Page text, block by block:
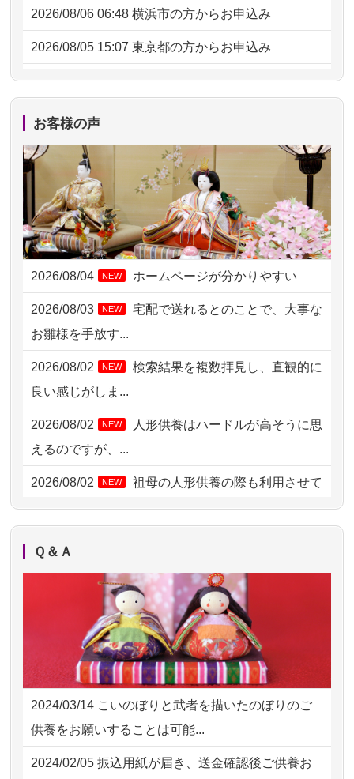
2026/08/06 06:48 横浜市の方からお申込み
2026/08/05 15:07 東京都の方からお申込み
2026/08/05 11:33 神奈川の方からお申込み
2026/08/04 17:34
2026/08/04 15:40 千葉県の方からお申込み
2026/08/04 14:04 東京都の方からお申込み
2026/08/04 00:38 中野区の方からお申込み
2026/08/03 21:17 愛知県の方からお申込み
2026/08/02 18:47 虎ノ門の方からお申込み
2026/08/02 11:15 千葉県の方からお申込み
2026/08/02 06:46 相模原の方からお申込み
2026/08/01 19:28
2026/08/01 17:10 東京都の方からお申込み
2026/08/01 11:07 さいたの方からお申込み
2026/07/31 17:28
2026/07/31 12:32 東京都の方からお申込み
2026/07/31 10:29 京都市の方からお申込み
2026/07/31 08:41 埼玉県の方からお申込み
2026/07/30 22:27 墨田区の方からお申込み
2026/07/30 17:02 神奈川の方からお申込み
2026/07/30 15:59 神奈川の方からお申込み
お客様の声
2026/08/04 NEW ホームページが分かりやすい
2026/08/03 NEW
宅配で送れるとのことで、大事な
お雛様を手放す...
2026/08/02 NEW
検索結果を複数拝見し、直観的に
良い感じがしま...
2026/08/02 NEW
人形供養はハードルが高そうに思
えるのですが、...
2026/08/02 NEW
祖母の人形供養の際も利用させて
いただき安心感がある
供養の内容（料金や送り方等）がとて
も丁寧に説...
2026/07/18つい先日も利用させていただきまし
た。 手続...
2026/07/18 大切にしていたお人形をきちんと供養
してくださ...
2026/07/15 子供の頃から可愛がってきた七段飾り
Ｑ＆Ａ
2024/03/14 こいのぼりと武者を描いたのぼりのご
供養をお願いすることは可能...
2024/02/05 振込用紙が届き、送金確認後ご供養お